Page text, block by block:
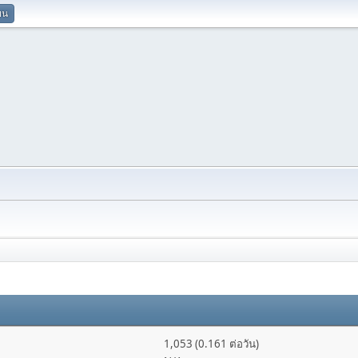
น
1,053 (0.161 ต่อวัน)